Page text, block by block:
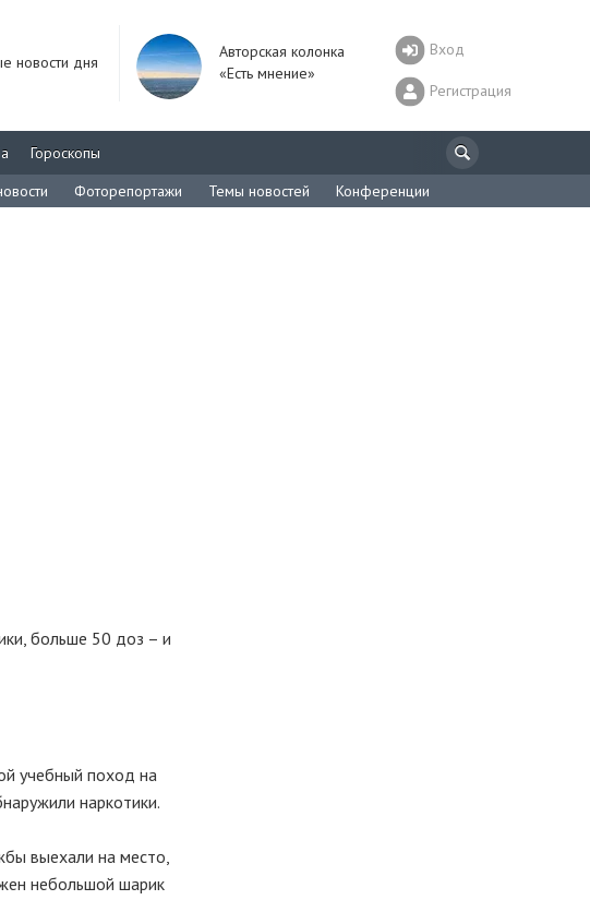
новости дня
Авторская колонка
«Есть мнение»
Вход
Регистрация
Гороскопы
Фоторепортажи Темы новостей Конференции
больше 50 доз – и
учебный поход на
наркотики.
выехали на место,
небольшой шарик